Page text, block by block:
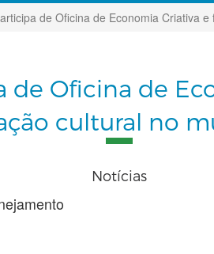
de Oficina de Economia Criativa
Oficina de
cultural no
Notícias